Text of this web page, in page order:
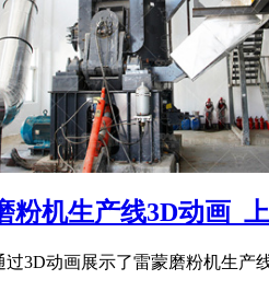
粉机生产线3D动画_
过3D动画展示了雷蒙磨粉机生产